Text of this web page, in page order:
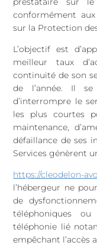
conformément
sur la Protection
L’objectif est
meilleur taux
continuité de son
de l’année. Il se
d’interrompre le
les plus courtes
maintenance,
défaillance de ses
Services génèrent
https://cleodelon-
l’hébergeur ne
de
téléphoniques
téléphonie lié
empêchant l’accès